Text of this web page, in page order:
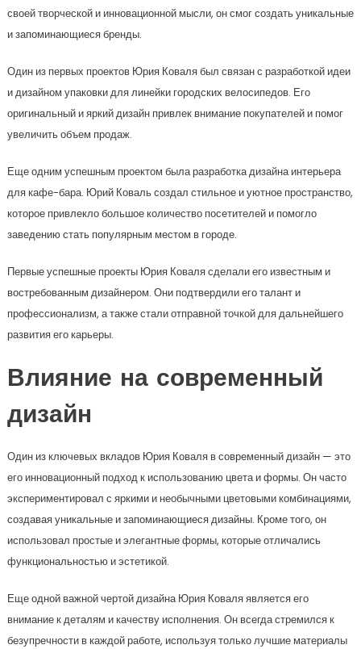
своей творческой и инновационной мысли, он смог создать уникальные
и запоминающиеся бренды.
Один из первых проектов Юрия Коваля был связан с разработкой идеи
и дизайном упаковки для линейки городских велосипедов. Его
оригинальный и яркий дизайн привлек внимание покупателей и помог
увеличить объем продаж.
Еще одним успешным проектом была разработка дизайна интерьера
для кафе-бара. Юрий Коваль создал стильное и уютное пространство,
которое привлекло большое количество посетителей и помогло
заведению стать популярным местом в городе.
Первые успешные проекты Юрия Коваля сделали его известным и
востребованным дизайнером. Они подтвердили его талант и
профессионализм, а также стали отправной точкой для дальнейшего
развития его карьеры.
Влияние на современный
дизайн
Один из ключевых вкладов Юрия Коваля в современный дизайн — это
его инновационный подход к использованию цвета и формы. Он часто
экспериментировал с яркими и необычными цветовыми комбинациями,
создавая уникальные и запоминающиеся дизайны. Кроме того, он
использовал простые и элегантные формы, которые отличались
функциональностью и эстетикой.
Еще одной важной чертой дизайна Юрия Коваля является его
внимание к деталям и качеству исполнения. Он всегда стремился к
безупречности в каждой работе, используя только лучшие материалы